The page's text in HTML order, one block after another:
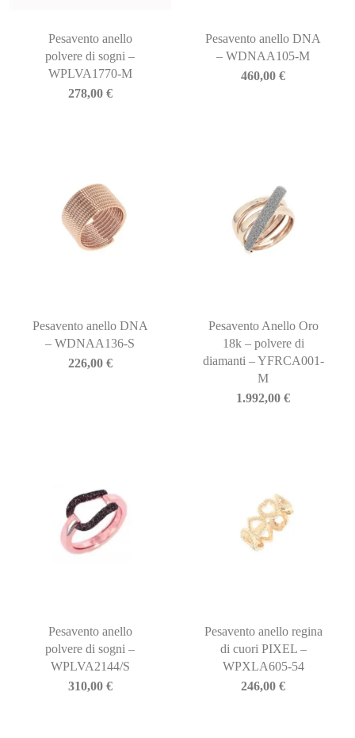
Pesavento anello
polvere di sogni –
WPLVA1770-M
278,00 €
Pesavento anello DNA
– WDNAA105-M
460,00€
Pesavento anello DNA
– WDNAA136-S
226,00 €
Pesavento Anello Oro
18k – polvere di
diamanti – YFRCA001-
M
1.992,00€
Pesavento anello
polvere di sogni –
WPLVA2144/S
310,00 €
Pesavento anello regina
di cuori PIXEL –
WPXLA605-54
246,00€